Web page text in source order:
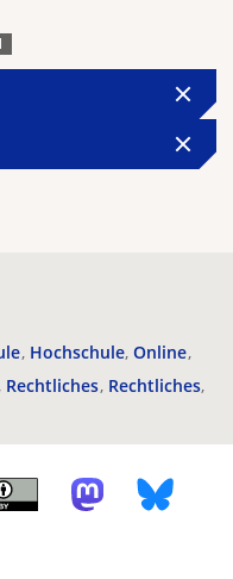
Hochschule Online
Rechtliches Rechtliches